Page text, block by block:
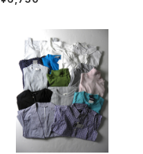
QUE.CLIP他 レディース春夏ワ
とめ売り フリマ 転売 ブランドサ
イズミックス